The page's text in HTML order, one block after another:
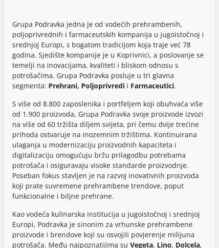
Grupa Podravka jedna je od vodećih prehrambenih,
poljoprivrednih i farmaceutskih kompanija u jugoistočnoj i
srednjoj Europi, s bogatom tradicijom koja traje već 78
godina. Sjedište kompanije je u Koprivnici, a poslovanje se
temelji na inovacijama, kvaliteti i bliskom odnosu s
potrošačima. Grupa Podravka posluje u tri glavna
segmenta: Prehrani, Poljoprivredi i Farmaceutici.
S više od 8.800 zaposlenika i portfeljem koji obuhvaća više
od 1.900 proizvoda, Grupa Podravka svoje proizvode izvozi
na više od 60 tržišta diljem svijeta, pri čemu dvije trećine
prihoda ostvaruje na inozemnim tržištima. Kontinuirana
ulaganja u modernizaciju proizvodnih kapaciteta i
digitalizaciju omogućuju bržu prilagodbu potrebama
potrošača i osiguravaju visoke standarde proizvodnje.
Poseban fokus stavljen je na razvoj inovativnih proizvoda
koji prate suvremene prehrambene trendove, poput
funkcionalne i biljne prehrane.
Kao vodeća kulinarska institucija u jugoistočnoj i srednjoj
Europi, Podravka je sinonim za vrhunske prehrambene
proizvode i brendove koji su osvojili povjerenje milijuna
potrošača. Među najpoznatijima su Vegeta, Lino, Dolcela,